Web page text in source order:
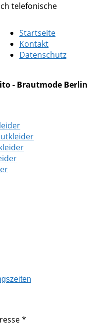
telefonische
Startseite
Kontakt
Datenschutz
- Brautmode Berlin
*